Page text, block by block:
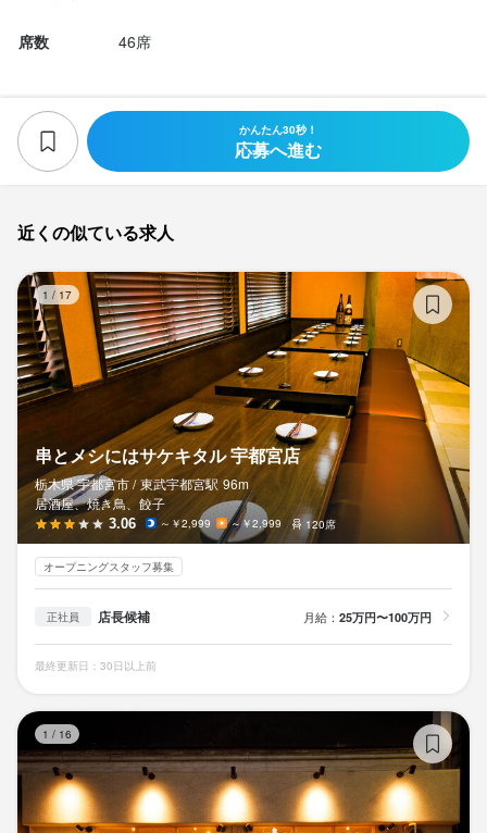
席数 46席
かんたん30秒！
応募へ進む
近くの似ている求人
1 / 17
串とメシにはサケキタル 宇都宮店
栃木県 宇都宮市 / 東武宇都宮駅 96m
居酒屋、焼き鳥、餃子
3.06 ～￥2,999 ～￥2,999 120席
オープニングスタッフ募集
正社員 店長候補 月給： 25万円〜100万円
最終更新日：30日以上前
1 / 16